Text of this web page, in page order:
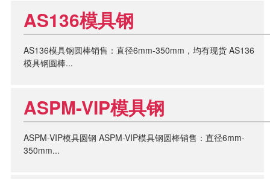
AS136模具钢
AS136模具钢圆棒销售：直径6mm-350mm，均有现货 AS136
模具钢圆棒...
ASPM-VIP模具钢
ASPM-VIP模具圆钢 ASPM-VIP模具钢圆棒销售：直径6mm-
350mm...